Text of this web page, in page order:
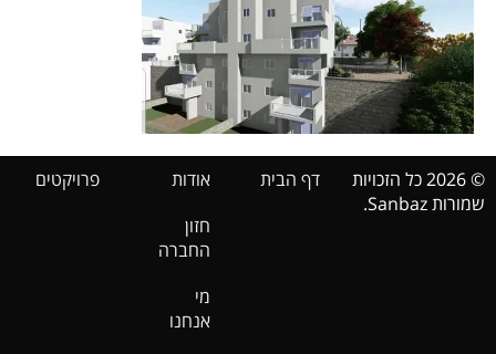
© 2026 כל הזכויות
שמורות Sanbaz.
דף הבית
אודות
חזון
החברה
מי
אנחנו
פרויקטים